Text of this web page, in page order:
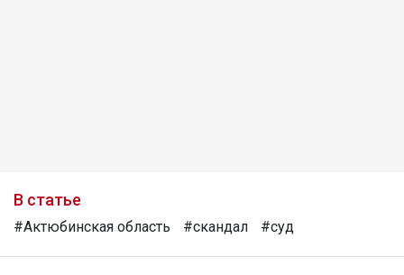
В статье
#Актюбинская область #скандал #суд